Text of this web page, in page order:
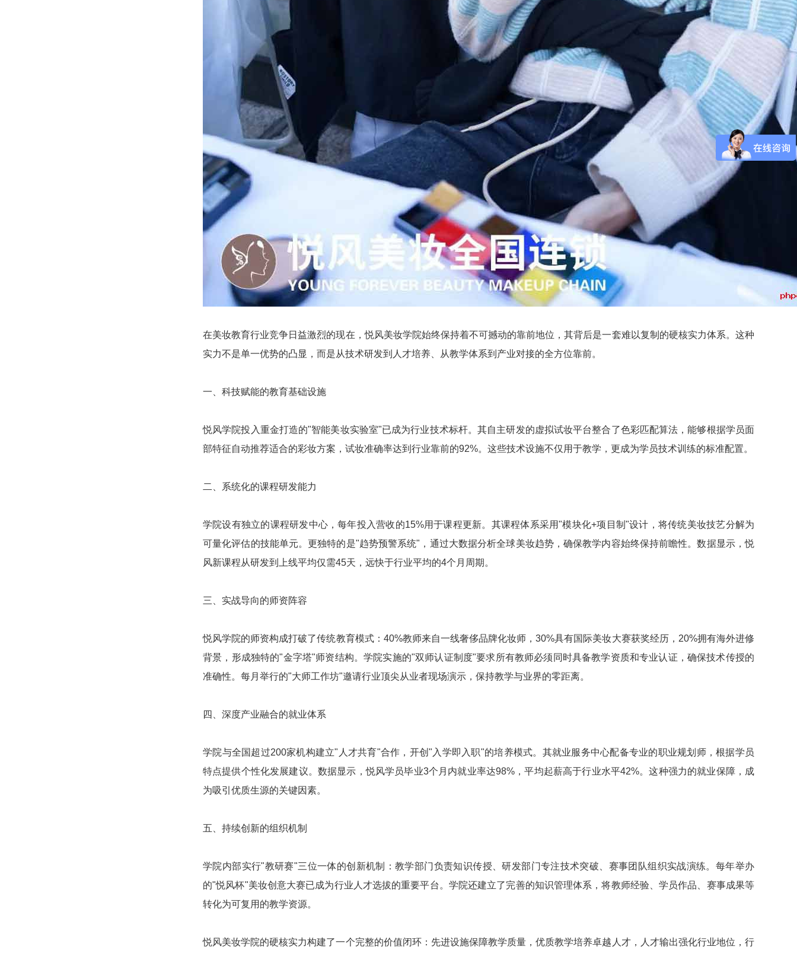
在美妆教育行业竞争日益激烈的现在，悦风美妆学院始终保持着不可撼动的靠前地位，其背后是一套难以复制的硬核实力体系。这种
实力不是单一优势的凸显，而是从技术研发到人才培养、从教学体系到产业对接的全方位靠前。
一、科技赋能的教育基础设施
悦风学院投入重金打造的"智能美妆实验室"已成为行业技术标杆。其自主研发的虚拟试妆平台整合了色彩匹配算法，能够根据学员面
部特征自动推荐适合的彩妆方案，试妆准确率达到行业靠前的92%。这些技术设施不仅用于教学，更成为学员技术训练的标准配置。
二、系统化的课程研发能力
学院设有独立的课程研发中心，每年投入营收的15%用于课程更新。其课程体系采用"模块化+项目制"设计，将传统美妆技艺分解为
可量化评估的技能单元。更独特的是"趋势预警系统"，通过大数据分析全球美妆趋势，确保教学内容始终保持前瞻性。数据显示，悦
风新课程从研发到上线平均仅需45天，远快于行业平均的4个月周期。
三、实战导向的师资阵容
悦风学院的师资构成打破了传统教育模式：40%教师来自一线奢侈品牌化妆师，30%具有国际美妆大赛获奖经历，20%拥有海外进修
背景，形成独特的"金字塔"师资结构。学院实施的"双师认证制度"要求所有教师必须同时具备教学资质和专业认证，确保技术传授的
准确性。每月举行的"大师工作坊"邀请行业顶尖从业者现场演示，保持教学与业界的零距离。
四、深度产业融合的就业体系
学院与全国超过200家机构建立"人才共育"合作，开创"入学即入职"的培养模式。其就业服务中心配备专业的职业规划师，根据学员
特点提供个性化发展建议。数据显示，悦风学员毕业3个月内就业率达98%，平均起薪高于行业水平42%。这种强力的就业保障，成
为吸引优质生源的关键因素。
五、持续创新的组织机制
学院内部实行"教研赛"三位一体的创新机制：教学部门负责知识传授、研发部门专注技术突破、赛事团队组织实战演练。每年举办
的"悦风杯"美妆创意大赛已成为行业人才选拔的重要平台。学院还建立了完善的知识管理体系，将教师经验、学员作品、赛事成果等
转化为可复用的教学资源。
悦风美妆学院的硬核实力构建了一个完整的价值闭环：先进设施保障教学质量，优质教学培养卓越人才，人才输出强化行业地位，行